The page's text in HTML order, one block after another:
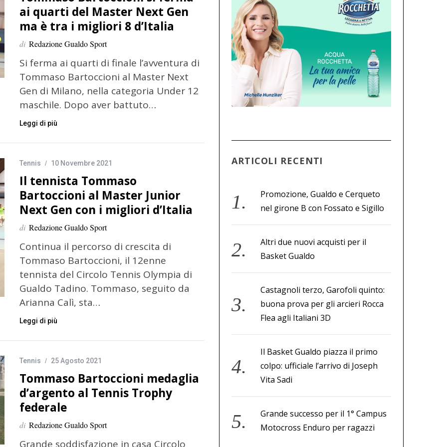
ai quarti del Master Next Gen
ma è tra i migliori 8 d’Italia
di Redazione Gualdo Sport
Si ferma ai quarti di finale l’avventura di
Tommaso Bartoccioni al Master Next
Gen di Milano, nella categoria Under 12
maschile. Dopo aver battuto…
Leggi di più
Tennis 10 Novembre 2021
Il tennista Tommaso
Bartoccioni al Master Junior
Next Gen con i migliori d’Italia
di Redazione Gualdo Sport
Continua il percorso di crescita di
Tommaso Bartoccioni, il 12enne
tennista del Circolo Tennis Olympia di
Gualdo Tadino. Tommaso, seguito da
Arianna Calì, sta…
Leggi di più
Tennis 25 Agosto 2021
Tommaso Bartoccioni medaglia
d’argento al Tennis Trophy
federale
di Redazione Gualdo Sport
Grande soddisfazione in casa Circolo
ARTICOLI RECENTI
Promozione, Gualdo e Cerqueto
nel girone B con Fossato e Sigillo
Altri due nuovi acquisti per il
Basket Gualdo
Castagnoli terzo, Garofoli quinto:
buona prova per gli arcieri Rocca
Flea agli Italiani 3D
Il Basket Gualdo piazza il primo
colpo: ufficiale l’arrivo di Joseph
Vita Sadi
Grande successo per il 1° Campus
Motocross Enduro per ragazzi